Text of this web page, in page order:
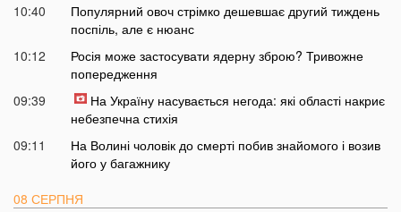
10:40
Популярний овоч стрімко дешевшає другий тиждень
поспіль, але є нюанс
10:12
Росія може застосувати ядерну зброю? Тривожне
попередження
09:39
На Україну насувається негода: які області накриє
небезпечна стихія
09:11
На Волині чоловік до смерті побив знайомого і возив
його у багажнику
08 СЕРПНЯ